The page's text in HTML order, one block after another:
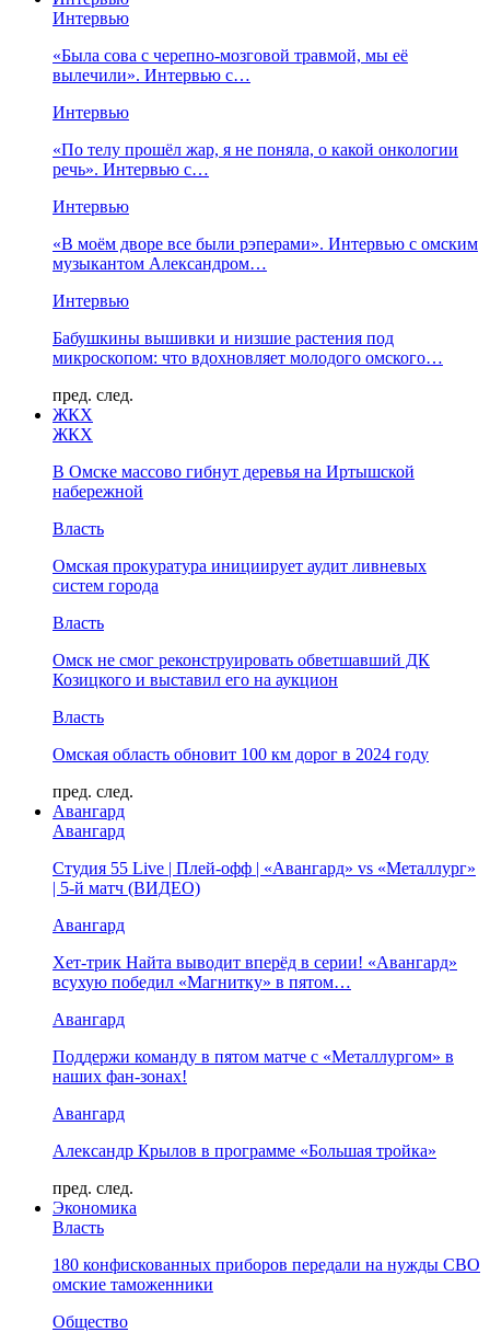
Интервью
«Была сова с черепно-мозговой травмой, мы её
вылечили». Интервью с…
Интервью
«По телу прошёл жар, я не поняла, о какой онкологии
речь». Интервью с…
Интервью
«В моём дворе все были рэперами». Интервью с омским
музыкантом Александром…
Интервью
Бабушкины вышивки и низшие растения под
микроскопом: что вдохновляет молодого омского…
пред. след.
ЖКХ
ЖКХ
В Омске массово гибнут деревья на Иртышской
набережной
Власть
Омская прокуратура инициирует аудит ливневых
систем города
Власть
Омск не смог реконструировать обветшавший ДК
Козицкого и выставил его на аукцион
Власть
Омская область обновит 100 км дорог в 2024 году
пред. след.
Авангард
Авангард
Студия 55 Live | Плей-офф | «Авангард» vs «Металлург»
| 5-й матч (ВИДЕО)
Авангард
Хет-трик Найта выводит вперёд в серии! «Авангард»
всухую победил «Магнитку» в пятом…
Авангард
Поддержи команду в пятом матче с «Металлургом» в
наших фан-зонах!
Авангард
Александр Крылов в программе «Большая тройка»
пред. след.
Экономика
Власть
180 конфискованных приборов передали на нужды СВО
омские таможенники
Общество